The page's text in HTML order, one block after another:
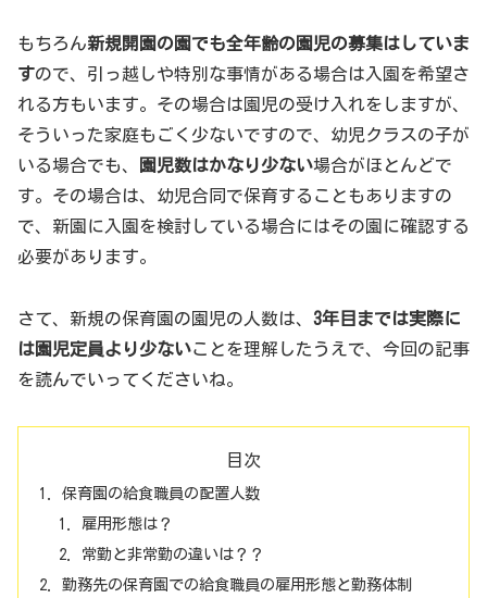
もちろん新規開園の園でも全年齢の園児の募集はしていま
すので、引っ越しや特別な事情がある場合は入園を希望さ
れる方もいます。その場合は園児の受け入れをしますが、
そういった家庭もごく少ないですので、幼児クラスの子が
いる場合でも、
園児数はかなり少ない場合がほとんどで
す。その場合は、幼児合同で保育することもありますの
で、新園に入園を検討している場合にはその園に確認する
必要があります。
さて、新規の保育園の園児の人数は、 3年目までは実際に
は園児定員より少ないことを理解したうえで、今回の記事
を読んでいってくださいね。
目次
保育園の給食職員の配置人数
雇用形態は？
常勤と非常勤の違いは？？
勤務先の保育園での給食職員の雇用形態と勤務体制